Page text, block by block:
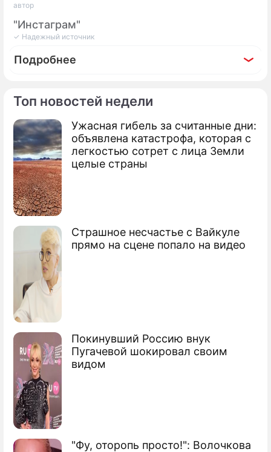
Топ новостей недели
Ужасная гибель за считанные дни:
объявлена катастрофа, которая с
легкостью сотрет с лица Земли
целые страны
Страшное несчастье с Вайкуле
прямо на сцене попало на видео
Покинувший Россию внук
Пугачевой шокировал своим
видом
"Фу, оторопь просто!": Волочкова
автор
"Инстаграм"
✓ Надежный источник
Подробнее
Фоторепортаж
Елена Валюшкина привела дочь на
премьеру эротического проекта с Дарьей
Мороз в главной роли